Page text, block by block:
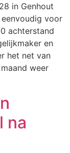
in Genhout
voor
0 achterstand
en
het net van
weer
na